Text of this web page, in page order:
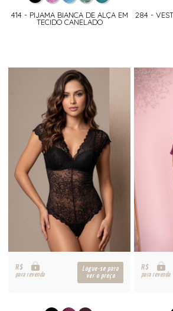
414 - PIJAMA BIANCA DE ALÇA EM
TECIDO CANELADO
284 -
R$
para revenda
Logue-se para
ver o preço
R$
para revenda